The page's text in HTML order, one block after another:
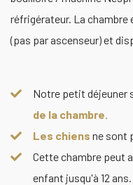
réfrigérateur. La chambre
(pas par ascenseur) et
Notre petit déjeuner
de la chambre.
Les chiens ne sont
Cette chambre peut
enfant jusqu'à 12